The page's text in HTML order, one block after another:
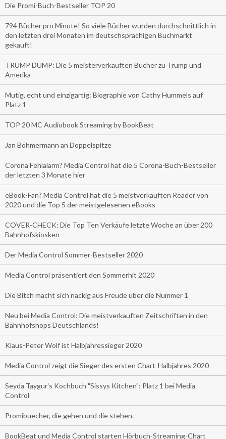
Die Promi-Buch-Bestseller TOP 20
794 Bücher pro Minute! So viele Bücher wurden durchschnittlich in
den letzten drei Monaten im deutschsprachigen Buchmarkt
gekauft!
TRUMP DUMP: Die 5 meisterverkauften Bücher zu Trump und
Amerika
Mutig, echt und einzigartig: Biographie von Cathy Hummels auf
Platz 1
TOP 20 MC Audiobook Streaming by BookBeat
Jan Böhmermann an Doppelspitze
Corona Fehlalarm? Media Control hat die 5 Corona-Buch-Bestseller
der letzten 3 Monate hier
eBook-Fan? Media Control hat die 5 meistverkauften Reader von
2020 und die Top 5 der meistgelesenen eBooks
COVER-CHECK: Die Top Ten Verkäufe letzte Woche an über 200
Bahnhofskiosken
Der Media Control Sommer-Bestseller 2020
Media Control präsentiert den Sommerhit 2020
Die Bitch macht sich nackig aus Freude über die Nummer 1
Neu bei Media Control: Die meistverkauften Zeitschriften in den
Bahnhofshops Deutschlands!
Klaus-Peter Wolf ist Halbjahressieger 2020
Media Control zeigt die Sieger des ersten Chart-Halbjahres 2020
Seyda Taygur's Kochbuch "Sissys Kitchen": Platz 1 bei Media
Control
Promibuecher, die gehen und die stehen.
BookBeat und Media Control starten Hörbuch-Streaming-Chart